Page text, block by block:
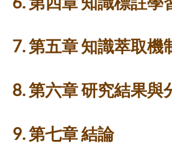
7. 第五章 知識萃取機
8. 第六章 研究結果與
9. 第七章 結論